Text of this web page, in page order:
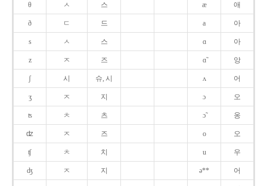
θ ㅅ 스 æ 애
ð ㄷ 드 a 아
s ㅅ 스 ɑ 아
z ㅈ 즈 ɑ̃ 앙
ʃ 시 슈, 시 ʌ 어
ʒ ㅈ 지 ɔ 오
ʦ ㅊ 츠 ɔ̃ 옹
ʣ ㅈ 즈 o 오
ʧ ㅊ 치 u 우
ʤ ㅈ 지 ə** 어